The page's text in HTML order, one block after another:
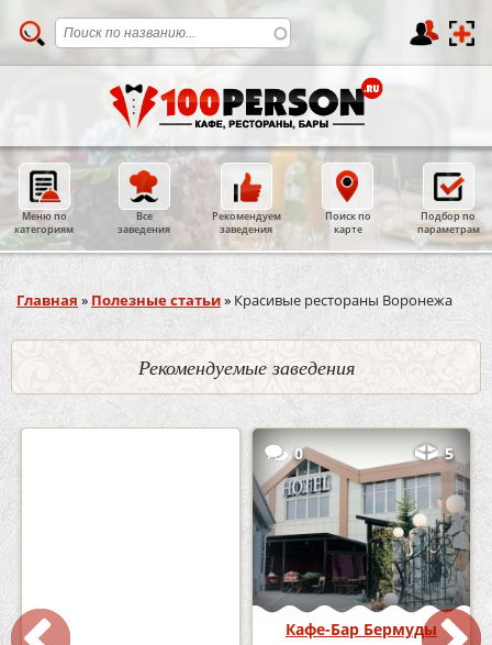
Меню по
категориям
Все
заведения
Рекомендуем
заведения
Поиск по
карте
Подбор по
параметрам
Вы здесь
Главная » Полезные статьи» Красивые рестораны Воронежа
Рекомендуемые заведения
Кафе «Шишка»
0 5
Кафе-Бар Бермуды